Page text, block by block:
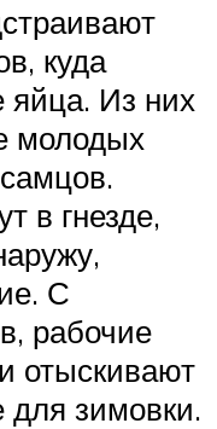
куда
Из них
молодых
в гнезде,
С
рабочие
отыскивают
зимовки.